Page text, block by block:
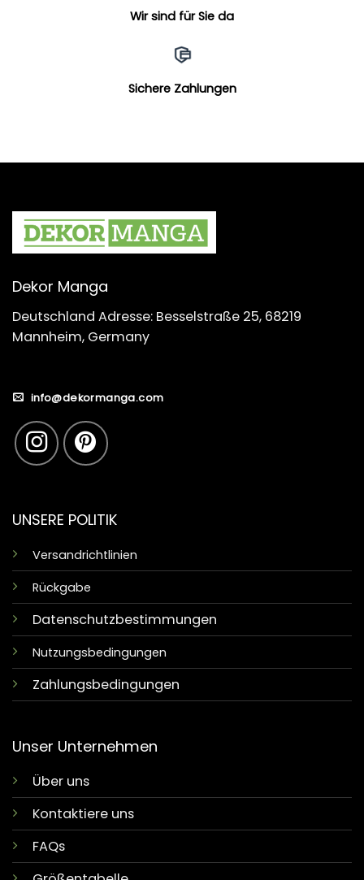
Wir sind für Sie da
Sichere Zahlungen
Dekor Manga
Deutschland Adresse: Besselstraße 25, 68219
Mannheim, Germany
info@dekormanga.com
UNSERE POLITIK
Versandrichtlinien
Rückgabe
Datenschutzbestimmungen
Nutzungsbedingungen
Zahlungsbedingungen
Unser Unternehmen
Über uns
Kontaktiere uns
FAQs